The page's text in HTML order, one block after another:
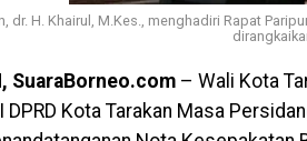
dr. H. Khairul, M.Kes., menghadiri Rapat
SuaraBorneo.com – Wali Kota
DPRD Kota Tarakan Masa